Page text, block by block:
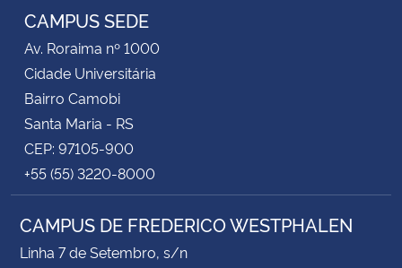
CAMPUS SEDE
Av. Roraima nº 1000
Cidade Universitária
Bairro Camobi
Santa Maria - RS
CEP: 97105-900
+55 (55) 3220-8000
CAMPUS DE FREDERICO WESTPHALEN
Linha 7 de Setembro, s/n